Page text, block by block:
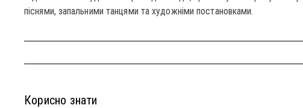
піснями, запальними танцями та художніми постановками.
Корисно знати